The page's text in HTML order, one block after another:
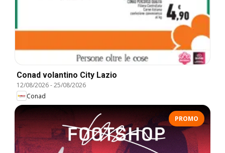
Conad volantino City Lazio
12/08/2026-25/08/2026
Conad
PROMO